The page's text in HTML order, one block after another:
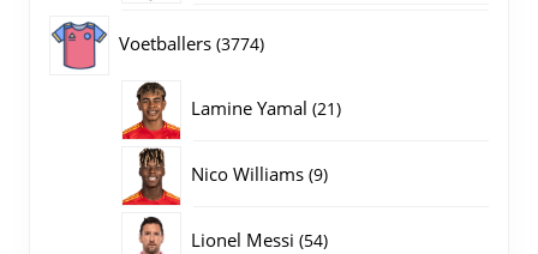
Voetballers 37743774
Lamine Yamal 2121
Nico Williams 99
Lionel Messi 5454